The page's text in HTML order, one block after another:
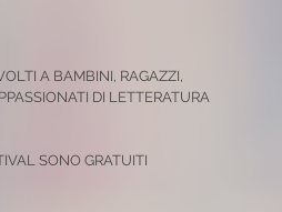
A BAMBINI, RAGAZZI,
DI LETTERATURA
SONO GRATUITI